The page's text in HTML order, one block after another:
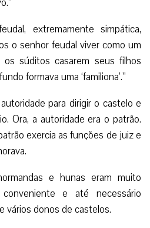
extremamente simpática,
o senhor feudal viver como um
súditos casarem seus filhos
formava uma ‘familiona’.”
para dirigir o castelo e
Ora, a autoridade era o patrão.
exercia as funções de juiz e
e hunas eram muito
e até necessário
vários donos de castelos.